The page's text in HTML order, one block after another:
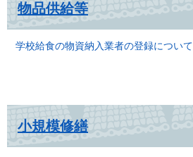
物品供給等
学校給食の物資納入業者の登録について
小規模修繕